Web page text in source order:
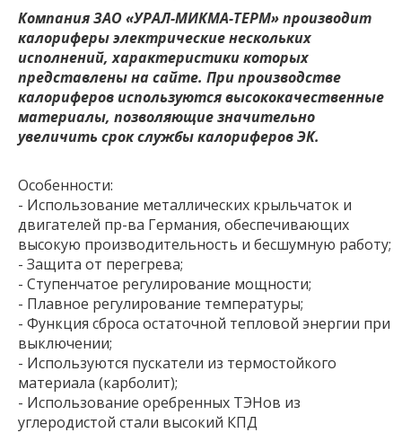
Компания ЗАО «УРАЛ-МИКМА-ТЕРМ» производит
калориферы электрические нескольких
исполнений, характеристики которых
представлены на сайте. При производстве
калориферов используются высококачественные
материалы, позволяющие значительно
увеличить срок службы калориферов ЭК.
Особенности:
- Использование металлических крыльчаток и
двигателей пр-ва Германия, обеспечивающих
высокую производительность и бесшумную работу;
- Защита от перегрева;
- Ступенчатое регулирование мощности;
- Плавное регулирование температуры;
- Функция сброса остаточной тепловой энергии при
выключении;
- Используются пускатели из термостойкого
материала (карболит);
- Использование оребренных ТЭНов из
углеродистой стали высокий КПД